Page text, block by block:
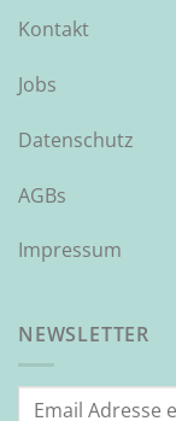
Kontakt
Jobs
Datenschutz
AGBs
Impressum
NEWSLETTER